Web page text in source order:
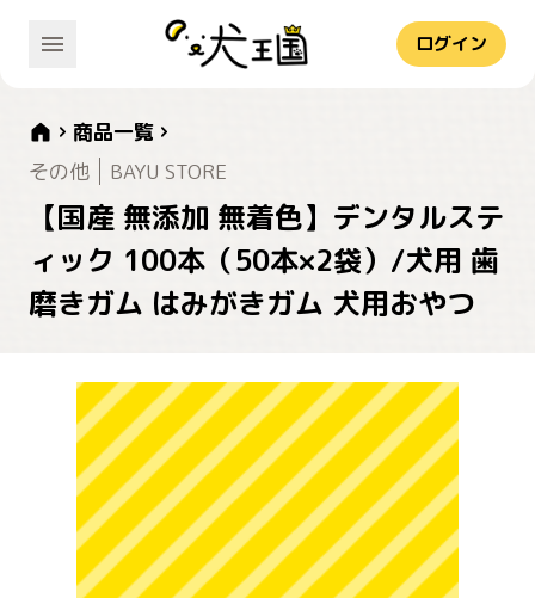
ログイン
商品一覧
その他
BAYU STORE
【国産 無添加 無着色】デンタルステ
ィック 100本（50本×2袋）/犬用 歯
磨きガム はみがきガム 犬用おやつ